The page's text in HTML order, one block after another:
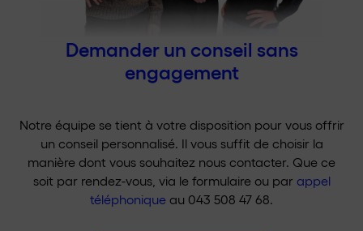
Demander un conseil sans
engagement
Notre équipe se tient à votre disposition pour vous offrir
un conseil personnalisé. Il vous suffit de choisir la
manière dont vous souhaitez nous contacter. Que ce
soit par rendez-vous, via le formulaire ou par appel
téléphonique au 043 508 47 68.